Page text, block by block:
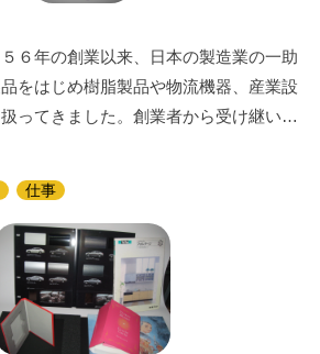
６年の創業以来、日本の製造業の一助
をはじめ樹脂製品や物流機器、産業設
ってきました。創業者から受け継い…
仕事